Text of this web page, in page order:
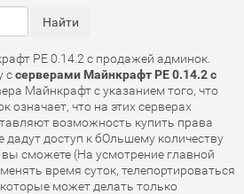
PE 0.14.2 с продажей админок.
ссерверами Майнкрафт PE 0.14.2 с
Майнкрафт с указанием того, что
что на этих серверах
возможность купить права
доступ к бОльшему количеству
сможете (На усмотрение главной
время суток, телепортироваться
может делать только